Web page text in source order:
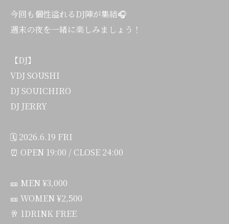
今回も個性溢れるDJ陣が集結🎧
週末の夜を一緒に楽しみましょう！
【DJ】
VDJ SOUSHI
DJ SOUICHIRO
DJ JERRY
🗓 2026.6.19 FRI
⏰ OPEN 19:00 / CLOSE 24:00
🎫 MEN ¥3,000
🎫 WOMEN ¥2,500
🥂 1DRINK FREE